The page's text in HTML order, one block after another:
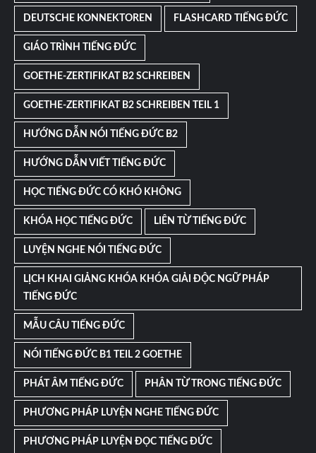
DEUTSCHE KONNEKTOREN FLASHCARD TIẾNG ĐỨC
GIÁO TRÌNH TIẾNG ĐỨC
GOETHE-ZERTIFIKAT B2 SCHREIBEN
GOETHE-ZERTIFIKAT B2 SCHREIBEN TEIL 1
HƯỚNG DẪN NÓI TIẾNG ĐỨC B2
HƯỚNG DẪN VIẾT TIẾNG ĐỨC
HỌC TIẾNG ĐỨC CÓ KHÓ KHÔNG
KHÓA HỌC TIẾNG ĐỨC LIÊN TỪ TIẾNG ĐỨC
LUYỆN NGHE NÓI TIẾNG ĐỨC
LỊCH KHAI GIẢNG KHÓA KHÓA GIẢI ĐỘC NGỮ PHÁP
TIẾNG ĐỨC
MẪU CÂU TIẾNG ĐỨC
NÓI TIẾNG ĐỨC B1 TEIL 2 GOETHE
PHÁT ÂM TIẾNG ĐỨC PHÂN TỪ TRONG TIẾNG ĐỨC
PHƯƠNG PHÁP LUYỆN NGHE TIẾNG ĐỨC
PHƯƠNG PHÁP LUYỆN ĐỌC TIẾNG ĐỨC